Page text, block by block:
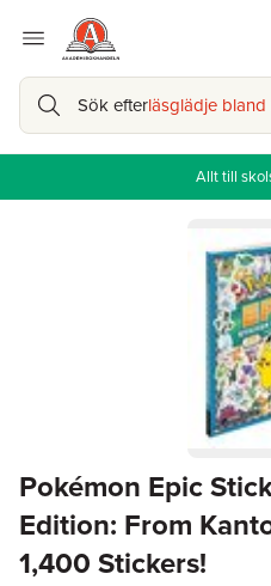
Sök efterläsglädje
Allt till
Pokémon Epic
Edition: From
1,400 Stickers!